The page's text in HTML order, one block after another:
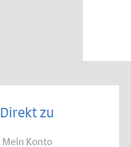
Direkt zu
Mein Konto